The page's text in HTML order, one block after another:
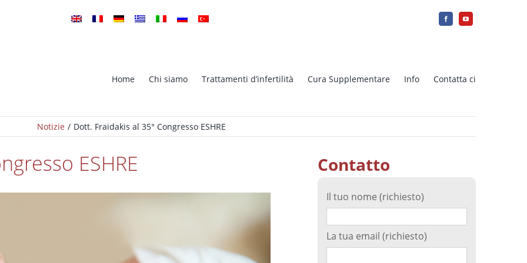
Home Chi siamo Trattamenti d’infertilità
In Vitro (Fivet)
Microiniezione Intracitoplasmatica
Ovodonazione Di Ovociti Freschi
di embrioni
Crioconservazione spermatica –
Banca del Seme
Cura Supplementare Info Contatta ci
Notizie Dott. Fraidakis al 35° Congresso ESHRE
ESHRE Contatto
Il tuo nome (richiesto)
La tua email (richiesto)